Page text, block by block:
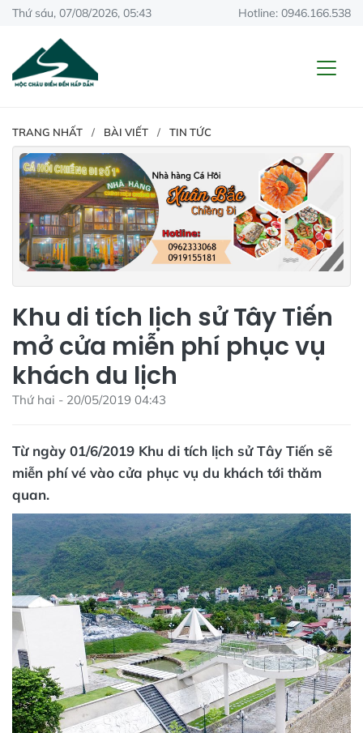
Thứ sáu, 07/08/2026, 05:43 Hotline: 0946.166.538
TRANG NHẤT BÀI VIẾT TIN TỨC
Khu di tích lịch sử Tây Tiến
mở cửa miễn phí phục vụ
khách du lịch
Thứ hai - 20/05/2019 04:43
Từ ngày 01/6/2019 Khu di tích lịch sử Tây Tiến sẽ
miễn phí vé vào cửa phục vụ du khách tới thăm
quan.